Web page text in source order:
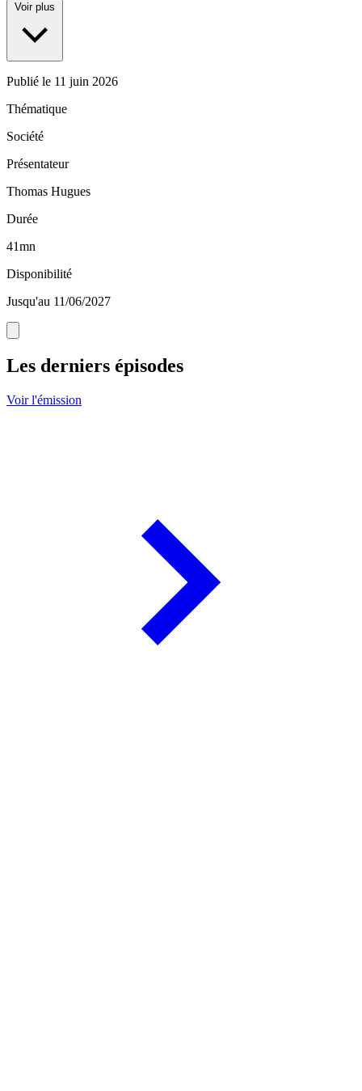
Voir plus
Publié le 11 juin 2026
Thématique
Société
Présentateur
Thomas Hugues
Durée
41mn
Disponibilité
Jusqu'au 11/06/2027
Les derniers épisodes
Voir l'émission